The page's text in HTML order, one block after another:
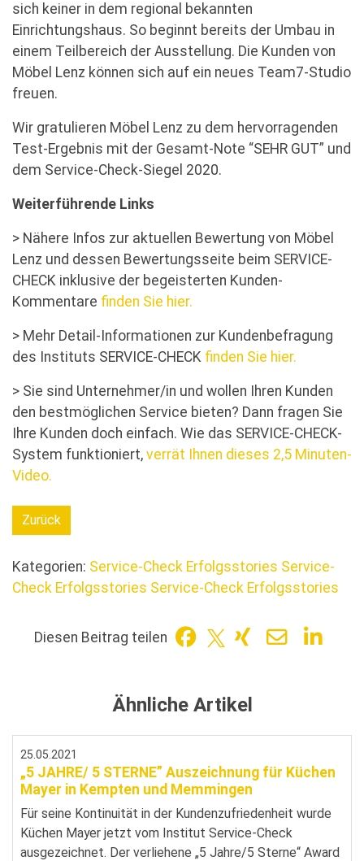
sich keiner in dem regional bekannten
Einrichtungshaus. So beginnt bereits der Umbau in
einem Teilbereich der Ausstellung. Die Kunden von
Möbel Lenz können sich auf ein neues Team7-Studio
freuen.
Wir gratulieren Möbel Lenz zu dem hervorragenden
Test-Ergebnis mit der Gesamt-Note “SEHR GUT” und
dem Service-Check-Siegel 2020.
Weiterführende Links
> Nähere Infos zur aktuellen Bewertung von Möbel
Lenz und dessen Bewertungsseite beim SERVICE-
CHECK inklusive der begeisterten Kunden-
Kommentare finden Sie hier.
> Mehr Detail-Informationen zur Kundenbefragung
des Instituts SERVICE-CHECK finden Sie hier.
> Sie sind Unternehmer/in und wollen Ihren Kunden
den bestmöglichen Service bieten? Dann fragen Sie
Ihre Kunden doch einfach. Wie das SERVICE-CHECK-
System funktioniert, verrät Ihnen dieses 2,5 Minuten-
Video.
Zurück
Kategorien: Service-Check Erfolgsstories Service-
Check Erfolgsstories Service-Check Erfolgsstories
Diesen Beitrag teilen
Ähnliche Artikel
25.05.2021
„5 JAHRE/ 5 STERNE” Auszeichnung für Küchen
Mayer in Kempten und Memmingen
Für seine Kontinuität in der Kundenzufriedenheit wurde
Küchen Mayer jetzt vom Institut Service-Check
ausgezeichnet. Der verliehene „5 Jahre/5 Sterne“ Award